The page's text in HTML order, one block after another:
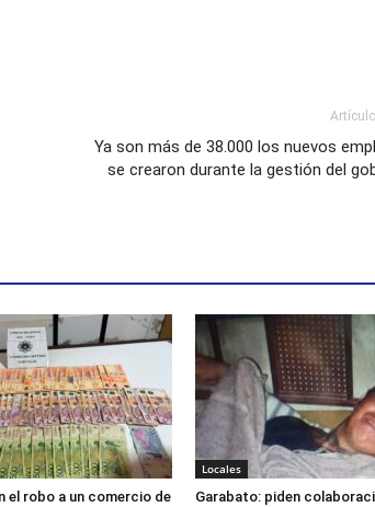
Ya son más de 38.000 los nuevos
se crearon durante la gestión del
el robo a un comercio de
Locales
Garabato: piden